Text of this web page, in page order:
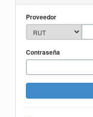
Proveedor
Contraseña